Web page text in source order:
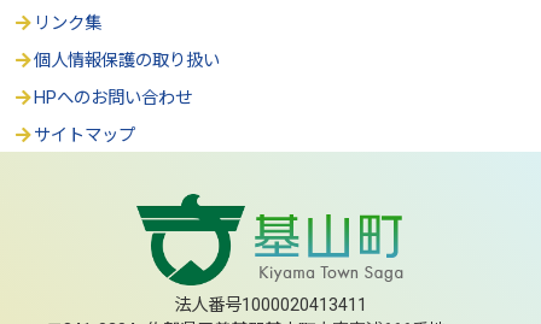
リンク集
個人情報保護の取り扱い
HPへのお問い合わせ
サイトマップ
法人番号1000020413411